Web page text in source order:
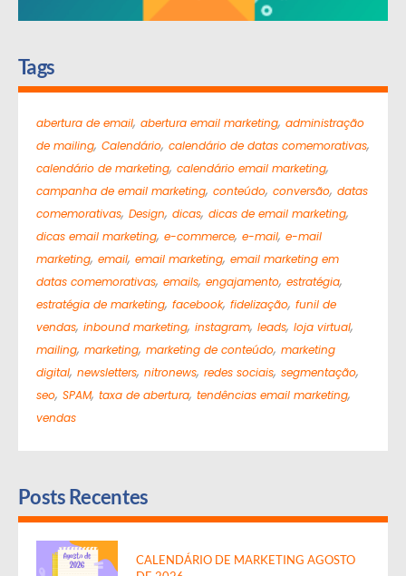
Tags
abertura de email, abertura email marketing, administração
de mailing, Calendário, calendário de datas comemorativas,
calendário de marketing, calendário email marketing,
campanha de email marketing, conteúdo, conversão, datas
comemorativas, Design, dicas, dicas de email marketing,
dicas email marketing, e-commerce, e-mail, e-mail
marketing, email, email marketing, email marketing em
datas comemorativas, emails, engajamento, estratégia,
estratégia de marketing, facebook, fidelização, funil de
vendas, inbound marketing, instagram, leads, loja virtual,
mailing, marketing, marketing de conteúdo, marketing
digital, newsletters, nitronews, redes sociais, segmentação,
seo, SPAM, taxa de abertura, tendências email marketing,
vendas
Posts Recentes
CALENDÁRIO DE MARKETING AGOSTO